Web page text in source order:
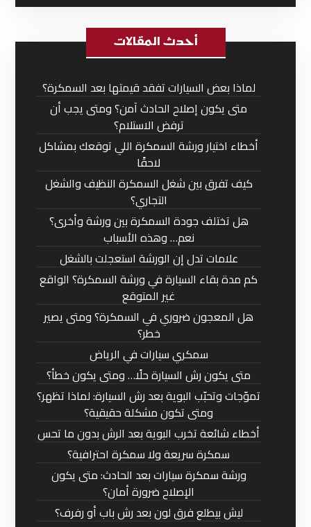
أحدث المقالات
لماذا بعض السيارات تفقد قيمتها بعد السمكرة؟
متى يكون إصلاح الحادث آمن؟ ومتى يجب أن
ترفض الاستلام؟
أخطاء اختيار ورشة السمكرة اللي توقعك بمشاكل
لاحقًا
كيف تفرق بين شغل السمكرة النظيف والشغل
التجاري؟
هل تختلف جودة السمكرة بين ورشة وأخرى؟
نعم… وهذه الأسباب
علامات تدل إن الورشة استعجلت بالشغل
كم مدة بقاء السيارة في ورشة السمكرة؟ الواقع
غير المتوقع
هل المعجون ضروري في السمكرة؟ ومتى يصير
خطر؟
سمكري سيارات في الرياض
متى يكون رش السيارة حلًا… ومتى يكون خطأ؟
تموّجات وتحبّب البوية بعد رش السيارة: لماذا تظهر؟
ومتى تكون مشكلة حقيقية؟
أخطاء شائعة تخرب البوية بعد الرش بدون ما تحس
سمكرة سريعة ولا سمكرة احترافية؟
ورشة سمكرة سيارات بعد الحادث: متى يكون
الإصلاح ضرورة أمان؟
ليش بيطلع فرق لون بعد رش باب أو رفرف؟